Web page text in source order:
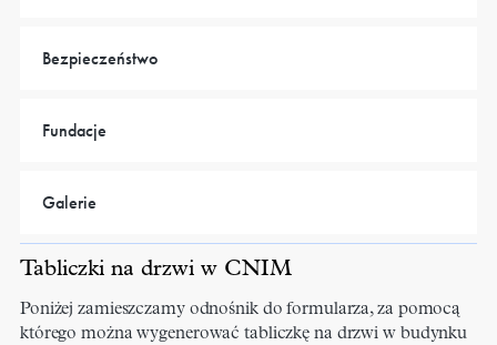
Bezpieczeństwo
Fundacje
Galerie
Tabliczki na drzwi w CNIM
Poniżej zamieszczamy odnośnik do formularza, za pomocą
którego można wygenerować tabliczkę na drzwi w budynku